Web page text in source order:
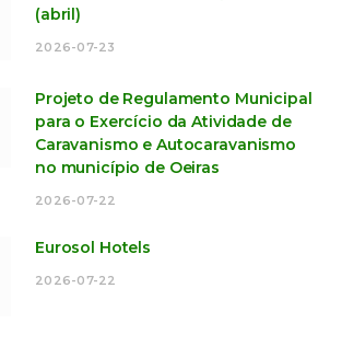
(abril)
2026-07-23
Projeto de Regulamento Municipal
para o Exercício da Atividade de
Caravanismo e Autocaravanismo
no município de Oeiras
2026-07-22
Eurosol Hotels
2026-07-22